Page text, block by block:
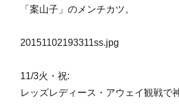
「案山子」のメンチカツ。
20151102193311ss.jpg
11/3火・祝:
レッズレディース・アウェイ観戦で